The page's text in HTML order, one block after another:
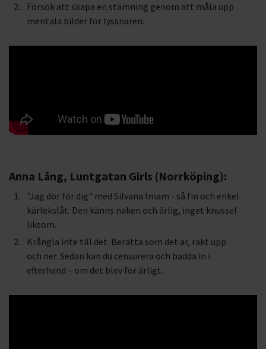
Försök att skapa en stämning genom att måla upp
mentala bilder för lyssnaren.
Anna Lång, Luntgatan Girls (Norrköping):
"Jag dör för dig" med Silvana Imam - så fin och enkel
kärlekslåt. Den känns naken och ärlig, inget knussel
liksom.
Krångla inte till det. Berätta som det är, rakt upp
och ner. Sedan kan du censurera och bädda in i
efterhand – om det blev för ärligt.